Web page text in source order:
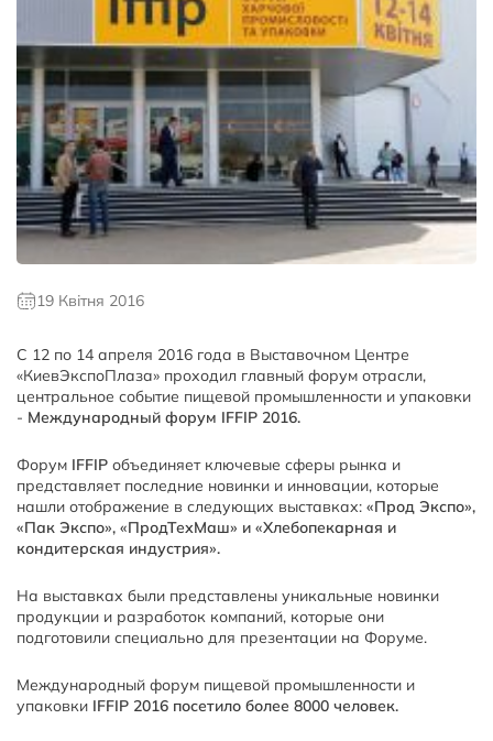
19 Квітня 2016
С 12 по 14 апреля 2016 года в Выставочном Центре
«КиевЭкспоПлаза» проходил главный форум отрасли,
центральное событие пищевой промышленности и упаковки
- Международный форум IFFIP 2016.
Форум IFFIP объединяет ключевые сферы рынка и
представляет последние новинки и инновации, которые
нашли отображение в следующих выставках: «Прод Экспо»,
«Пак Экспо», «ПродТехМаш» и «Хлебопекарная и
кондитерская индустрия».
На выставках были представлены уникальные новинки
продукции и разработок компаний, которые они
подготовили специально для презентации на Форуме.
Международный форум пищевой промышленности и
упаковки IFFIP 2016 посетило более 8000 человек.